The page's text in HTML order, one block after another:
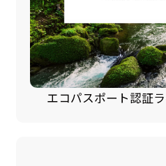
エコパスポート認証